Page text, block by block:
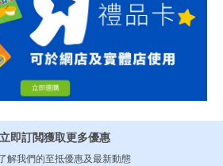
立即訂閲獲取更多優惠
解我們的至抵優惠及最新動態